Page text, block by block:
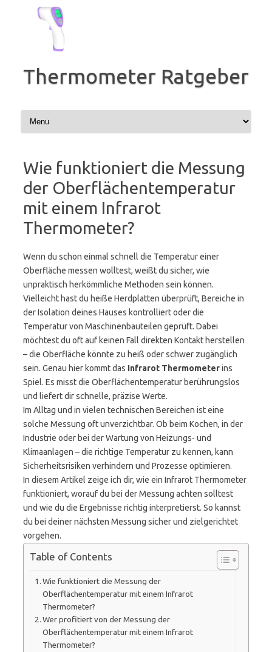
springen
Thermometer Ratgeber
Wie funktioniert die Messung
der Oberflächentemperatur
mit einem Infrarot
Thermometer?
Wenn du schon einmal schnell die Temperatur einer
Oberfläche messen wolltest, weißt du sicher, wie
unpraktisch herkömmliche Methoden sein können.
Vielleicht hast du heiße Herdplatten überprüft, Bereiche in
der Isolation deines Hauses kontrolliert oder die
Temperatur von Maschinenbauteilen geprüft. Dabei
möchtest du oft auf keinen Fall direkten Kontakt herstellen
– die Oberfläche könnte zu heiß oder schwer zugänglich
sein. Genau hier kommt das Infrarot Thermometerins
Spiel. Es misst die Oberflächentemperatur berührungslos
und liefert dir schnelle, präzise Werte.
Im Alltag und in vielen technischen Bereichen ist eine
solche Messung oft unverzichtbar. Ob beim Kochen, in der
Industrie oder bei der Wartung von Heizungs- und
Klimaanlagen – die richtige Temperatur zu kennen, kann
Sicherheitsrisiken verhindern und Prozesse optimieren.
In diesem Artikel zeige ich dir, wie ein Infrarot Thermometer
funktioniert, worauf du bei der Messung achten solltest
und wie du die Ergebnisse richtig interpretierst. So kannst
du bei deiner nächsten Messung sicher und zielgerichtet
vorgehen.
Table of Contents
Wie funktioniert die Messung der
Oberflächentemperatur mit einem Infrarot
Thermometer?
Wer profitiert von der Messung der
Oberflächentemperatur mit einem Infrarot
Thermometer?